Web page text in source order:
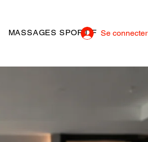
Se connecter
MASSAGES SPORTIF